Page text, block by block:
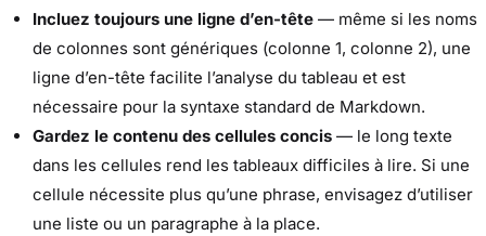
Incluez toujours une ligne d’en-tête — même si les noms
de colonnes sont génériques (colonne 1, colonne 2), une
ligne d’en-tête facilite l’analyse du tableau et est
nécessaire pour la syntaxe standard de Markdown.
Gardez le contenu des cellules concis — le long texte
dans les cellules rend les tableaux difficiles à lire. Si une
cellule nécessite plus qu’une phrase, envisagez d’utiliser
une liste ou un paragraphe à la place.